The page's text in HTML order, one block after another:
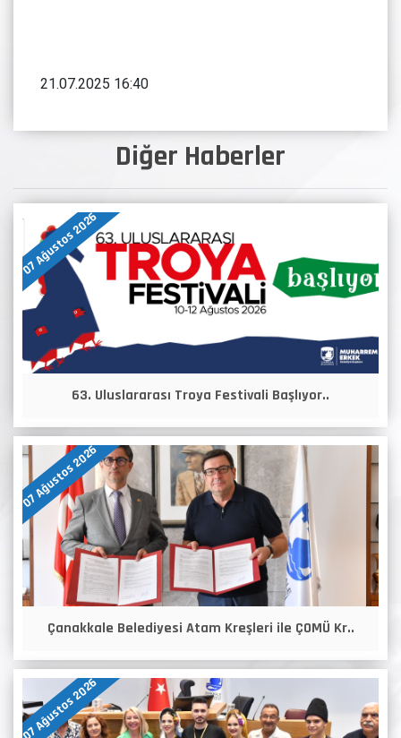
Diğer Haberler
07 Ağustos 2026
63. Uluslararası Troya Festivali Başlıyor..
07 Ağustos 2026
Çanakkale Belediyesi Atam Kreşleri ile ÇOMÜ Kr..
07 Ağustos 2026
21.07.2025 16:40